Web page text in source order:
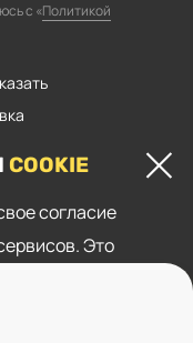
COOKIE
согласие
Это
трафика.
с «Политикой